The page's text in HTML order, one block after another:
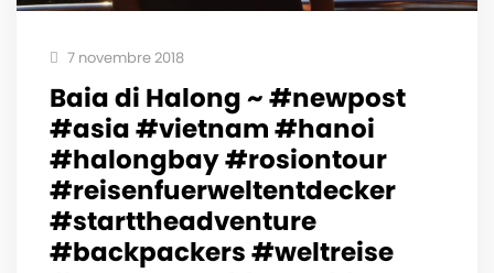
7 novembre 2018
Baia di Halong ~ #newpost
#asia #vietnam #hanoi
#halongbay #rosiontour
#reisenfuerweltentdecker
#starttheadventure
#backpackers #weltreise